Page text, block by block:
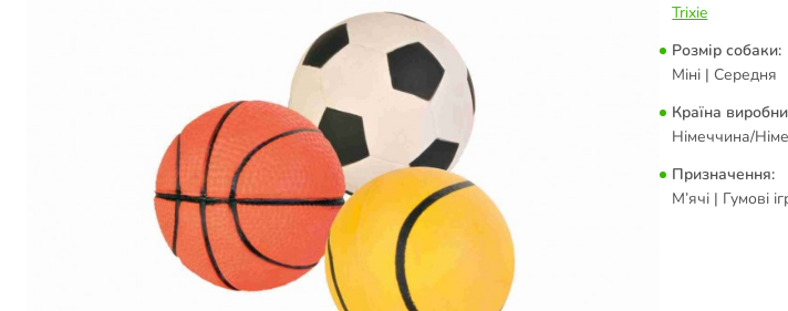
Trixie
Розмір собаки:
Міні | Середня
Країна
Німеччина/
Призначення:
М’ячі | Гумові